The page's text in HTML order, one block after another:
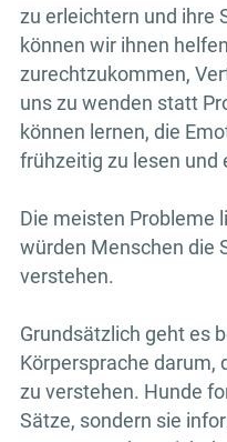
zu erleichtern und ihre
können wir ihnen
zurechtzukommen,
uns zu wenden statt
können lernen, die
frühzeitig zu lesen und
Die meisten Probleme
würden Menschen die
verstehen.
Grundsätzlich geht es
Körpersprache darum,
zu verstehen. Hunde
Sätze, sondern sie